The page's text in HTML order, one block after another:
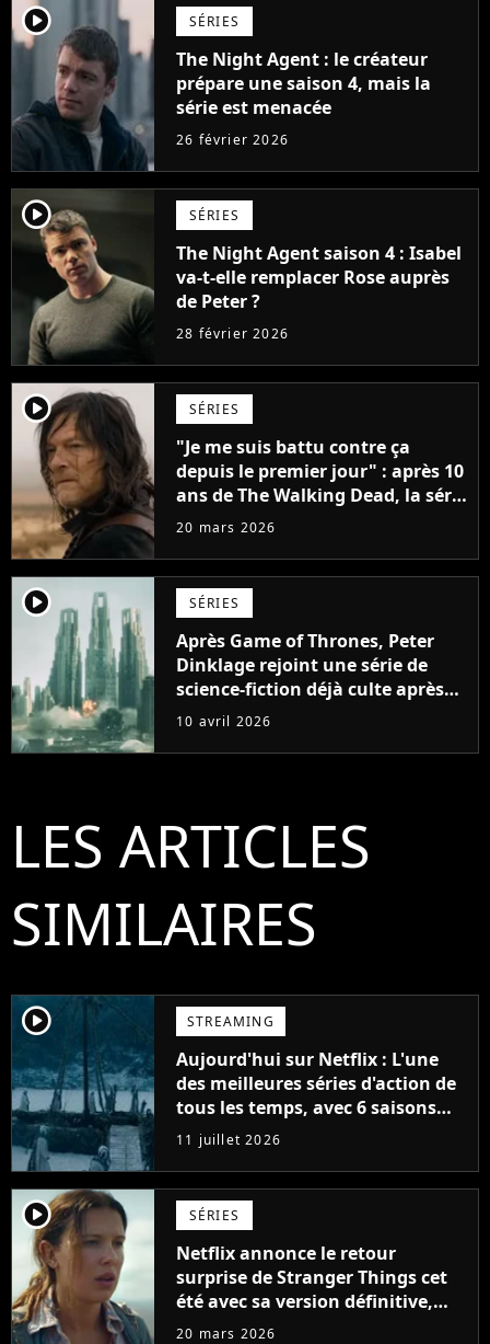
player2 SÉRIES
The Night Agent : le créateur
prépare une saison 4, mais la
série est menacée
26 février 2026
player2 SÉRIES
The Night Agent saison 4 : Isabel
va-t-elle remplacer Rose auprès
de Peter ?
28 février 2026
player2 SÉRIES
"Je me suis battu contre ça
depuis le premier jour" : après 10
ans de The Walking Dead, la série
a cessé de prendre en compte les
20 mars 2026
player2 SÉRIES
Après Game of Thrones, Peter
Dinklage rejoint une série de
science-fiction déjà culte après
une seule saison
10 avril 2026
LES ARTICLES
SIMILAIRES
player2 STREAMING
Aujourd'hui sur Netflix : L'une
des meilleures séries d'action de
tous les temps, avec 6 saisons
parfaites
11 juillet 2026
player2 SÉRIES
Netflix annonce le retour
surprise de Stranger Things cet
été avec sa version définitive,
une décision historique
20 mars 2026